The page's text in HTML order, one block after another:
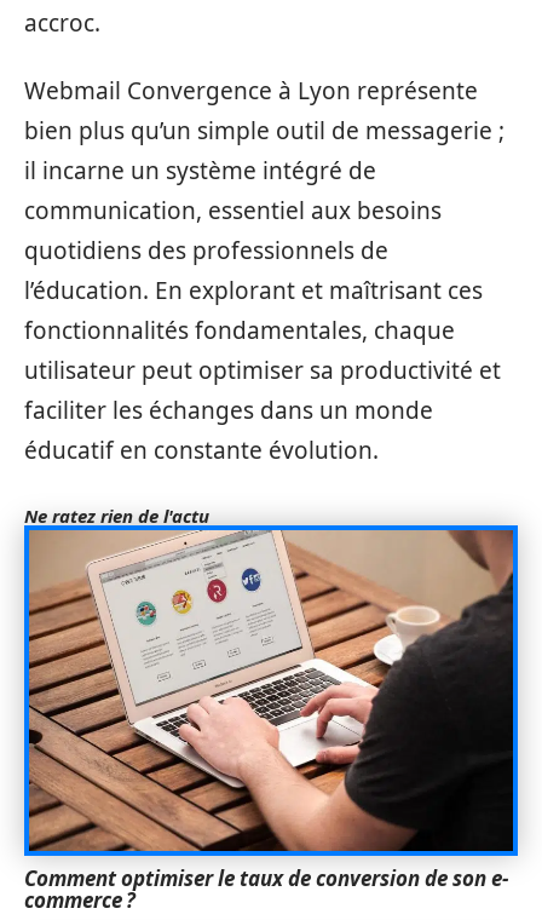
accroc.
Webmail Convergence à Lyon représente
bien plus qu’un simple outil de messagerie ;
il incarne un système intégré de
communication, essentiel aux besoins
quotidiens des professionnels de
l’éducation. En explorant et maîtrisant ces
fonctionnalités fondamentales, chaque
utilisateur peut optimiser sa productivité et
faciliter les échanges dans un monde
éducatif en constante évolution.
Ne ratez rien de l'actu
Comment optimiser le taux de conversion de son e-
commerce ?